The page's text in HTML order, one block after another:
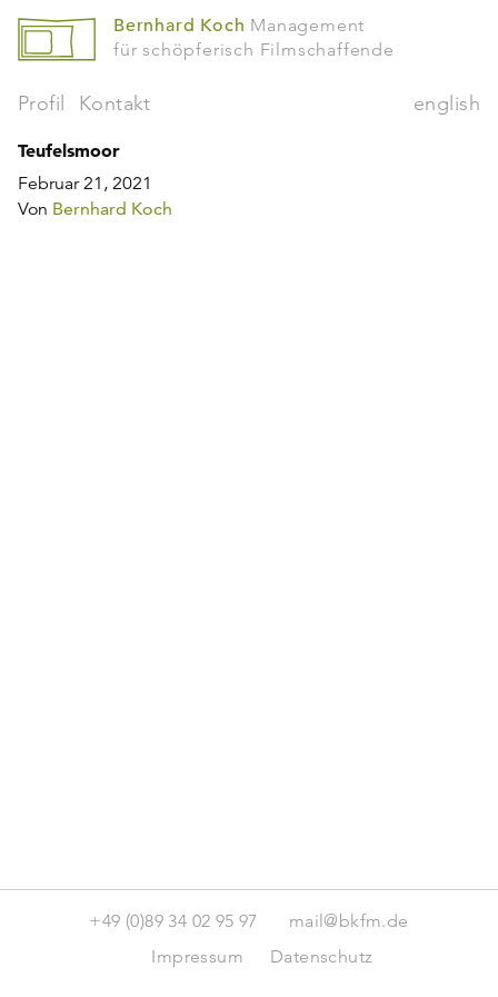
Bernhard Koch Management
für schöpferisch Filmschaffende
Profil Kontakt english
Teufelsmoor
Februar 21, 2021
Von Bernhard Koch
+49 (0)89 34 02 95 97
mail@bkfm.de
Impressum
Datenschutz